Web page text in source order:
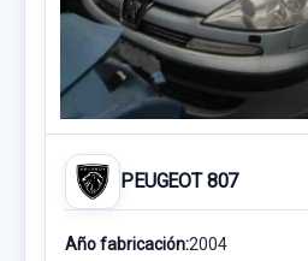
PEUGEOT 807
Año fabricación:2004